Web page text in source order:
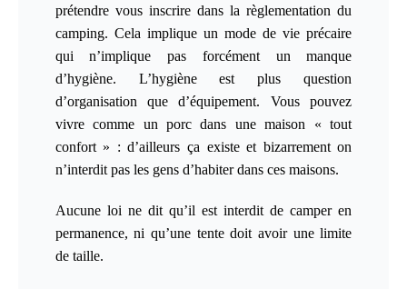
prétendre vous inscrire dans la règlementation du
camping. Cela implique un mode de vie précaire
qui n’implique pas forcément un manque
d’hygiène. L’hygiène est plus question
d’organisation que d’équipement. Vous pouvez
vivre comme un porc dans une maison « tout
confort » : d’ailleurs ça existe et bizarrement on
n’interdit pas les gens d’habiter dans ces maisons.
Aucune loi ne dit qu’il est interdit de camper en
permanence, ni qu’une tente doit avoir une limite
de taille.